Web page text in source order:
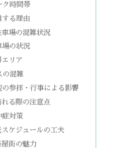
ク時間帯
する理由
車場の混雑状況
場の状況
エリア
の混雑
の参拝・行事による影響
れる際の注意点
症対策
スケジュールの工夫
屋街の魅力